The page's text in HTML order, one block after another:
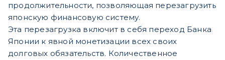
продолжительности, позволяющая перезагрузить
японскую финансовую систему.
Эта перезагрузка включит в себя переход Банка
Японии к явной монетизации всех своих
долговых обязательств. Количественное